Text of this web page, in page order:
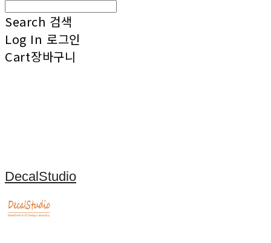
Search 검색
Log In 로그인
Cart장바구니
DecalStudio